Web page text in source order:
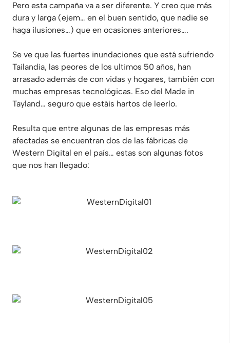
Pero esta campaña va a ser diferente. Y creo que más
dura y larga (ejem… en el buen sentido, que nadie se
haga ilusiones…) que en ocasiones anteriores….
Se ve que las fuertes inundaciones que está sufriendo
Tailandia, las peores de los ultimos 50 años, han
arrasado además de con vidas y hogares, también con
muchas empresas tecnológicas. Eso del Made in
Tayland… seguro que estáis hartos de leerlo.
Resulta que entre algunas de las empresas más
afectadas se encuentran dos de las fábricas de
Western Digital en el país… estas son algunas fotos
que nos han llegado: